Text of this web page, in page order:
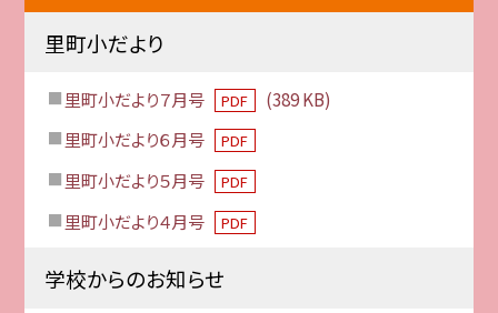
里町小だより
里町小だより７月号 PDF
(389 KB)
里町小だより６月号
PDF
里町小だより５月号 PDF
里町小だより４月号 PDF
学校からのお知らせ